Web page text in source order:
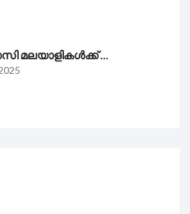
മലയാളികൾക്ക് ...